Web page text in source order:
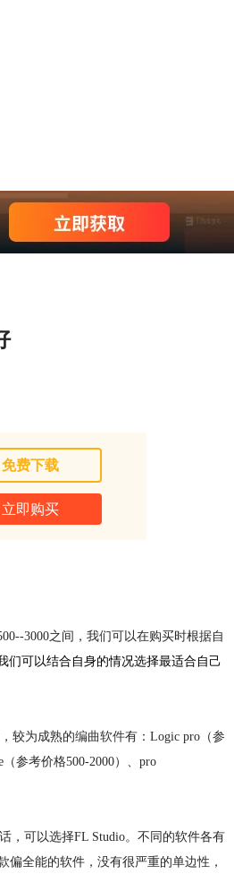
免费下载
立即购买
3000之间，我们可以在购买时根据自
们可以结合自身的情况选择最适合自己
较为成熟的编曲软件有：Logic pro（参
参考价格500-2000）、pro
，可以选择FL Studio。不同的软件各有
全能的软件，没有很严重的单边性，